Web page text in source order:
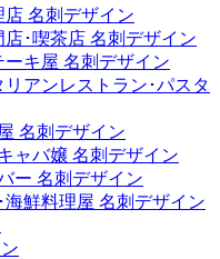
店 名刺デザイン
･喫茶店 名刺デザイン
ーキ屋 名刺デザイン
アンレストラン･パスタ
名刺デザイン
ャバ嬢 名刺デザイン
ー 名刺デザイン
海鮮料理屋 名刺デザイン